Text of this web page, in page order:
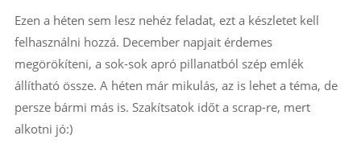
Ezen a héten sem lesz nehéz feladat, ezt a készletet kell
felhasználni hozzá. December napjait érdemes
megörökíteni, a sok-sok apró pillanatból szép emlék
állítható össze. A héten már mikulás, az is lehet a téma, de
persze bármi más is. Szakítsatok időt a scrap-re, mert
alkotni jó:)